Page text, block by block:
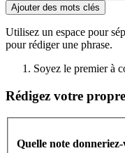
Ajouter des mots clés
Utilisez un espace pour
pour rédiger une phrase.
Soyez le premier à
Rédigez votre
Quelle note